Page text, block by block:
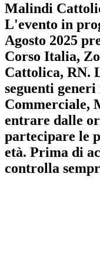
Malindi
L'evento in
Agosto 2025
Corso Italia,
Cattolica, RN.
seguenti
Commerciale,
entrare dalle
partecipare le
età. Prima di
controlla